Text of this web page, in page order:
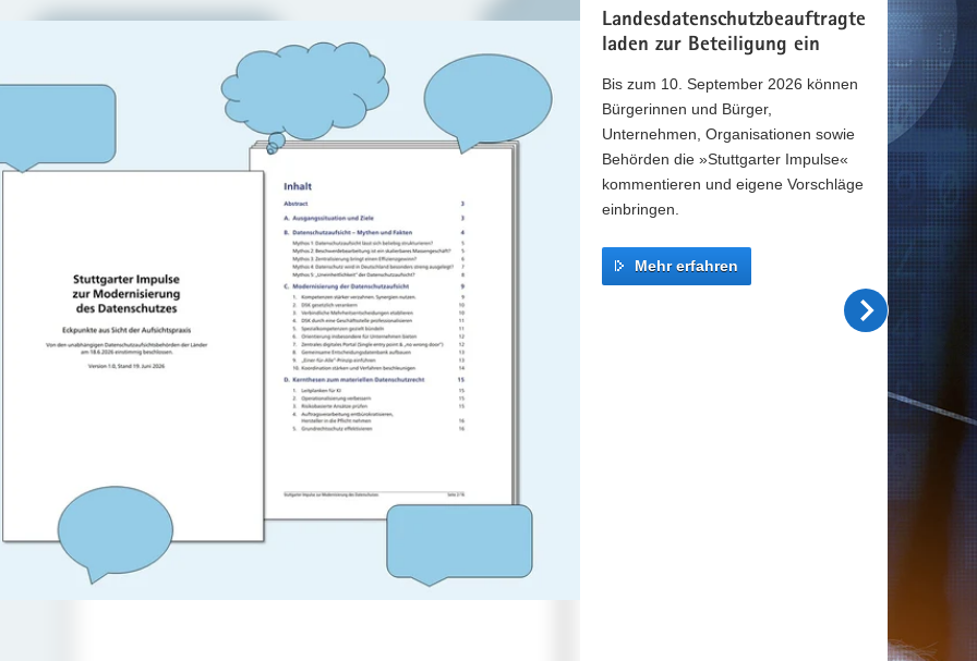
Landesdatenschutzbeauftragte
laden zur Beteiligung ein
Bis zum 10. September 2026 können
Bürgerinnen und Bürger,
Unternehmen, Organisationen sowie
Behörden die »Stuttgarter Impulse«
kommentieren und eigene Vorschläge
einbringen.
Mehr erfahren